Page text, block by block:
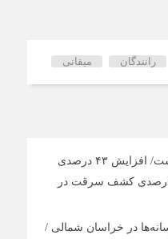
رانندگان میقانی
امنیت مردم خط قرمز پلیس است/ افزایش ۴۳ درصدی
مواد مخدر و رشد ۶۸ درصدی کشف سرقت در
در خراسان شمالی /